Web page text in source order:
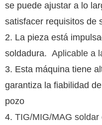
se puede ajustar a lo
satisfacer requisitos de
2. La pieza está
soldadura. Aplicable a
3. Esta máquina tiene
garantiza la fiabilidad
pozo
4. TIG/MIG/MAG